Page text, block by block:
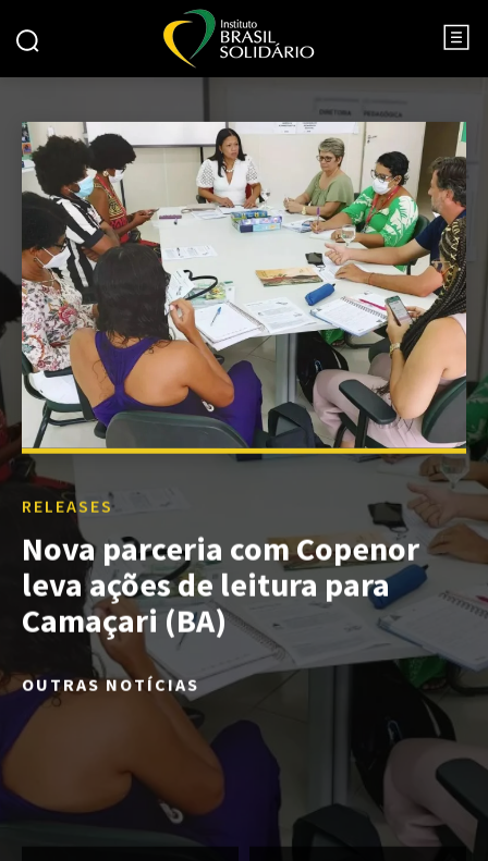
RELEASES
Nova parceria com Copenor
leva ações de leitura para
Camaçari (BA)
OUTRAS NOTÍCIAS